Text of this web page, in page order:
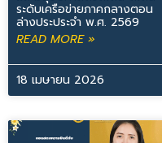
ระดับเครือข่ายภาคกลางตอน
ล่างประประจำ พ.ศ. 2569
READ MORE »
18 เมษายน 2026